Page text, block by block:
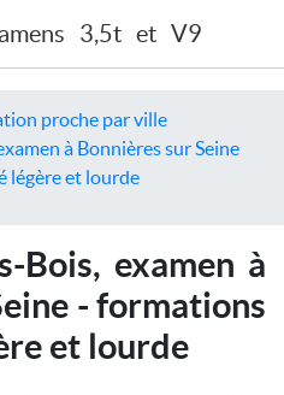
3,5t et V9
proche par ville
à Bonnières sur Seine
légère et lourde
Bois, examen à
- formations
et lourde